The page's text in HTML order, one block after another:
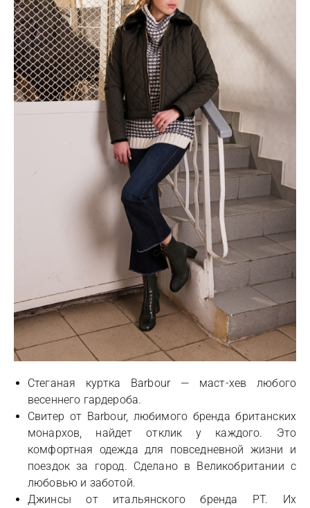
Стеганая куртка Barbour — маст-хев любого
весеннего гардероба.
Свитер от Barbour, любимого бренда британских
монархов, найдет отклик у каждого. Это
комфортная одежда для повседневной жизни и
поездок за город. Сделано в Великобритании с
любовью и заботой.
Джинсы от итальянского бренда PT. Их